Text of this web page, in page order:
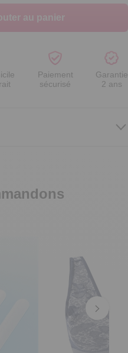
au panier
Paiement
sécurisé
Garantie
2 ans